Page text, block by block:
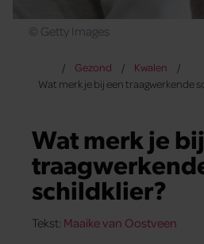
© Getty Images
Gezond
Kwalen
Wat merk je bij een traagwerkende
Wat merk je
schildklier?
Tekst: Maaike van Oostveen